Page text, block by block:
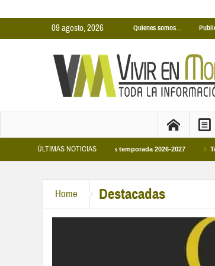
09 agosto, 2026 Quienes somos…
ÚLTIMAS NOTICIAS
Municipales temporada 2026-2027 Temporada de
Home Destacadas